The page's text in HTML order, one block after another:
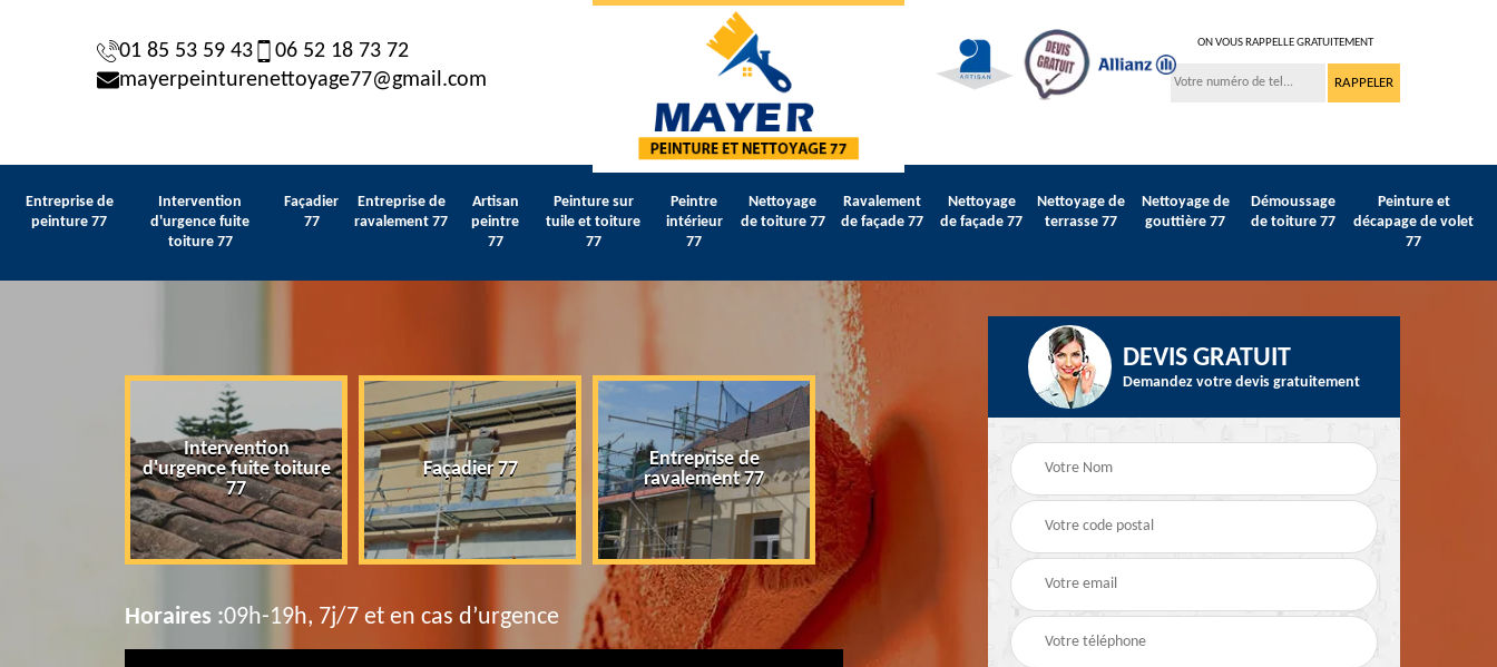
01 85 53 59 43
06 52 18 73 72
mayerpeinturenettoyage77@gmail.com
ON VOUS RAPPELLE GRATUITEMENT
Entreprise de
peinture 77
Intervention
d'urgence fuite
toiture 77
Façadier
77
Entreprise de
ravalement 77
Artisan
peintre
77
Peinture sur
tuile et toiture
77
Peintre
intérieur
77
Nettoyage
de toiture 77
Ravalement
de façade 77
Nettoyage
de façade 77
Nettoyage de
terrasse 77
Nettoyage de
gouttière 77
Démoussage
de toiture 77
Peinture et
décapage de volet
77
Intervention
d'urgence fuite toiture
77
Façadier 77
Entreprise de
ravalement 77
Artisan peintre 77
Peinture sur tuile et
Peintre intérieur 77
Horaires :09h-19h, 7j/7 et en cas d’urgence
DEVIS GRATUIT
Demandez votre devis gratuitement